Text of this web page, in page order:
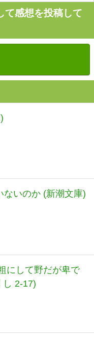
て感想を投稿して
ないのか (新潮文庫)
にして野だが卑で
し 2-17)